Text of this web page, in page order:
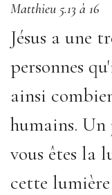
Matthieu 5.13 à 16
Jésus a une
personnes
ainsi
humains. Un
vous êtes la
cette